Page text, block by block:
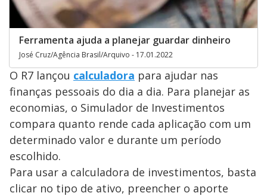
Ferramenta ajuda a planejar guardar dinheiro
José Cruz/Agência Brasil/Arquivo - 17.01.2022
O R7 lançou calculadora para ajudar nas
finanças pessoais do dia a dia. Para planejar as
economias, o Simulador de Investimentos
compara quanto rende cada aplicação com um
determinado valor e durante um período
escolhido.
Para usar a calculadora de investimentos, basta
clicar no tipo de ativo, preencher o aporte